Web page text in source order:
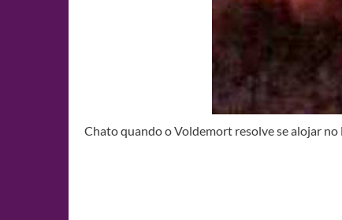
Chato quando o Voldemort resolve se alojar no